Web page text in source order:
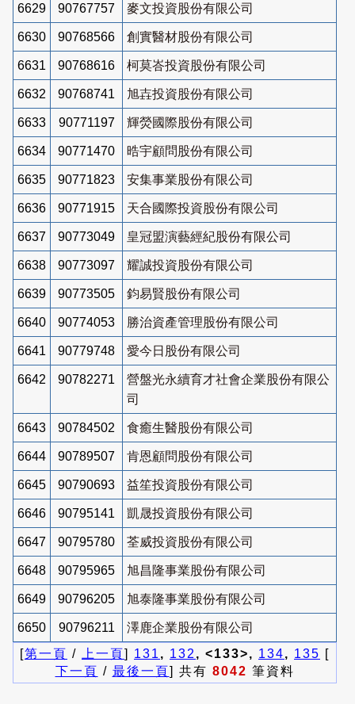
6629 90767757 麥文投資股份有限公司
6630 90768566 創實醫材股份有限公司
6631 90768616 柯莫峇投資股份有限公司
6632 90768741 旭壵投資股份有限公司
6633 90771197 輝熒國際股份有限公司
6634 90771470 晧宇顧問股份有限公司
6635 90771823 安集事業股份有限公司
6636 90771915 天合國際投資股份有限公司
6637 90773049 皇冠盟演藝經紀股份有限公司
6638 90773097 耀誠投資股份有限公司
6639 90773505 鈞易賢股份有限公司
6640 90774053 勝治資產管理股份有限公司
6641 90779748 愛今日股份有限公司
6642 90782271
營盤光永續育才社會企業股份有限公
司
6643 90784502 食癒生醫股份有限公司
6644 90789507 肯恩顧問股份有限公司
6645 90790693 益笙投資股份有限公司
6646 90795141 凱晟投資股份有限公司
6647 90795780 荃威投資股份有限公司
6648 90795965 旭昌隆事業股份有限公司
6649 90796205 旭泰隆事業股份有限公司
6650 90796211
澤鹿企業股份有限公司
[第一頁 / 上一頁] 131 , 132 , <133>, 134, 135 [
下一頁 / 最後一頁] 共有 8042 筆資料